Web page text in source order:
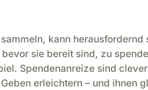
kann herausfordernd
sie bereit sind, zu
Spendenanreize sind
erleichtern – und ihnen